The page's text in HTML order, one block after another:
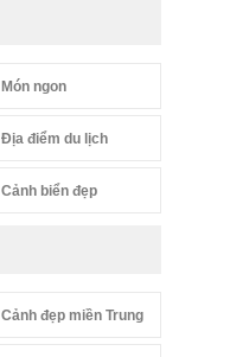
Món ngon
Địa điểm du lịch
Cảnh biển đẹp
Cảnh đẹp miền Trung